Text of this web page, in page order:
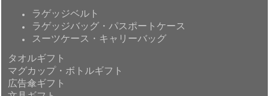
ラゲッジベルト
ラゲッジバッグ・パスポートケース
スーツケース・キャリーバッグ
タオルギフト
マグカップ・ボトルギフト
広告傘ギフト